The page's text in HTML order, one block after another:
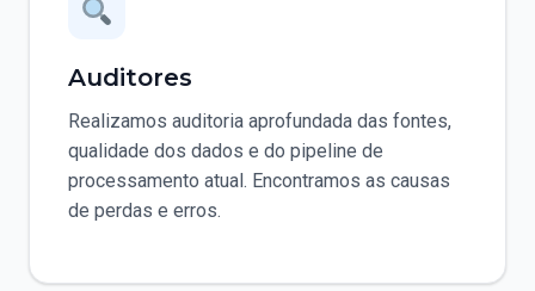
Auditores
Realizamos auditoria aprofundada das fontes,
qualidade dos dados e do pipeline de
processamento atual. Encontramos as causas
de perdas e erros.